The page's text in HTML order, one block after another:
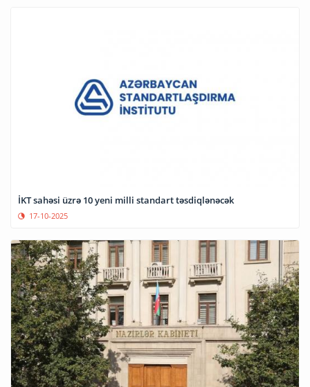
İKT sahəsi üzrə 10 yeni milli standart təsdiqlənəcək
17-10-2025